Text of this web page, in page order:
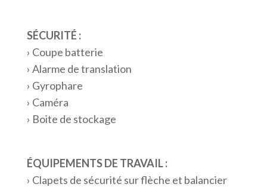
SÉCURITÉ :
› Coupe batterie
› Alarme de translation
› Gyrophare
› Caméra
› Boite de stockage
ÉQUIPEMENTS DE TRAVAIL :
› Clapets de sécurité sur flèche et balancier